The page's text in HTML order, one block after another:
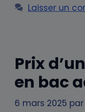
Laisser un
Prix
en bac
6 mars 2025 par